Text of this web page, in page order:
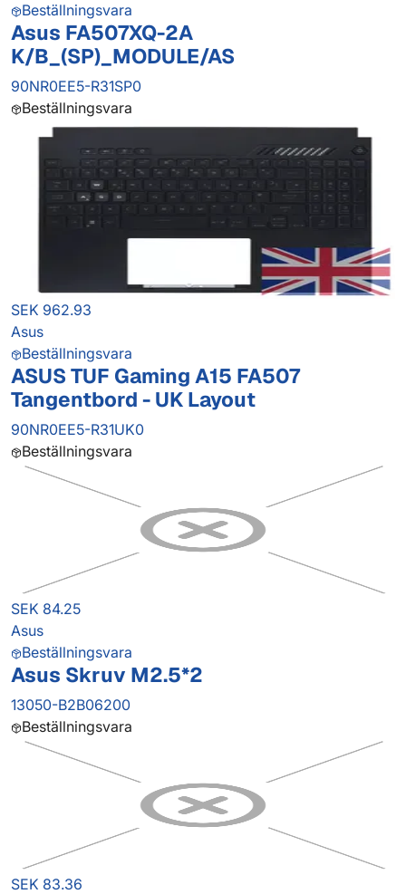
Beställningsvara
Asus FA507XQ-2A
K/B_(SP)_MODULE/AS
90NR0EE5-R31SP0
Beställningsvara
SEK 962.93
Asus
Beställningsvara
ASUS TUF Gaming A15 FA507
Tangentbord - UK Layout
90NR0EE5-R31UK0
Beställningsvara
SEK 84.25
Asus
Beställningsvara
Asus Skruv M2.5*2
13050-B2B06200
Beställningsvara
SEK 83.36